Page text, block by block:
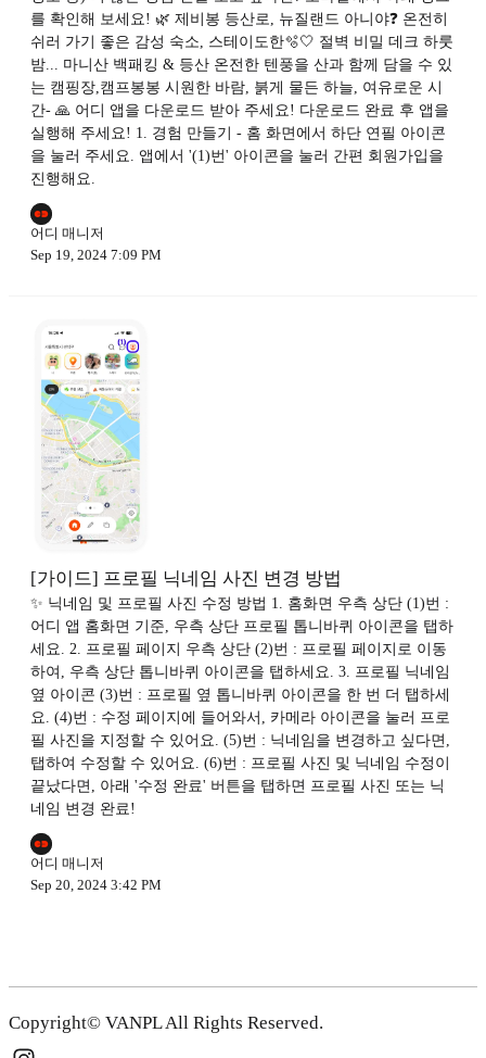
를 확인해 보세요! 🌿 제비봉 등산로, 뉴질랜드 아니야❓ 온전히
쉬러 가기 좋은 감성 숙소, 스테이도한🫧🤍 절벽 비밀 데크 하룻
밤... 마니산 백패킹 & 등산 온전한 텐풍을 산과 함께 담을 수 있
는 캠핑장,캠프봉봉 시원한 바람, 붉게 물든 하늘, 여유로운 시
간- 🙏 어디 앱을 다운로드 받아 주세요! 다운로드 완료 후 앱을
실행해 주세요! 1. 경험 만들기 - 홈 화면에서 하단 연필 아이콘
을 눌러 주세요. 앱에서 '(1)번' 아이콘을 눌러 간편 회원가입을
진행해요.
어디 매니저
Sep 19, 2024 7:09 PM
[가이드] 프로필 닉네임 사진 변경 방법
✨ 닉네임 및 프로필 사진 수정 방법 1. 홈화면 우측 상단 (1)번 :
어디 앱 홈화면 기준, 우측 상단 프로필 톱니바퀴 아이콘을 탭하
세요. 2. 프로필 페이지 우측 상단 (2)번 : 프로필 페이지로 이동
하여, 우측 상단 톱니바퀴 아이콘을 탭하세요. 3. 프로필 닉네임
옆 아이콘 (3)번 : 프로필 옆 톱니바퀴 아이콘을 한 번 더 탭하세
요. (4)번 : 수정 페이지에 들어와서, 카메라 아이콘을 눌러 프로
필 사진을 지정할 수 있어요. (5)번 : 닉네임을 변경하고 싶다면,
탭하여 수정할 수 있어요. (6)번 : 프로필 사진 및 닉네임 수정이
끝났다면, 아래 '수정 완료' 버튼을 탭하면 프로필 사진 또는 닉
네임 변경 완료!
어디 매니저
Sep 20, 2024 3:42 PM
Copyright© VANPL All Rights Reserved.